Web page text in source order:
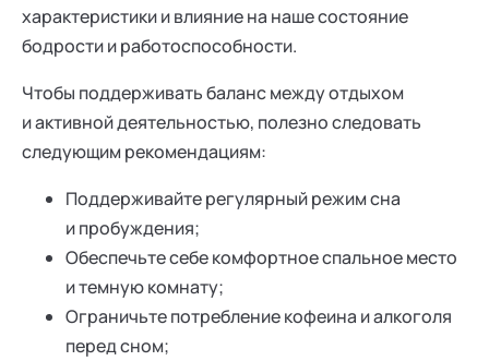
характеристики и влияние на наше состояние
бодрости и работоспособности.
Чтобы поддерживать баланс между отдыхом
и активной деятельностью, полезно следовать
следующим рекомендациям:
Поддерживайте регулярный режим сна
и пробуждения;
Обеспечьте себе комфортное спальное место
и темную комнату;
Ограничьте потребление кофеина и алкоголя
перед сном;